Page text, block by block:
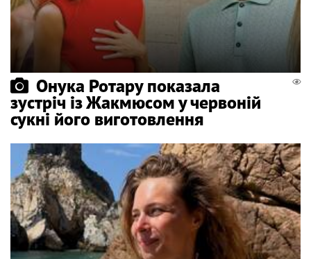
Онука Ротару показала
зустріч із Жакмюсом у червоній
сукні його виготовлення